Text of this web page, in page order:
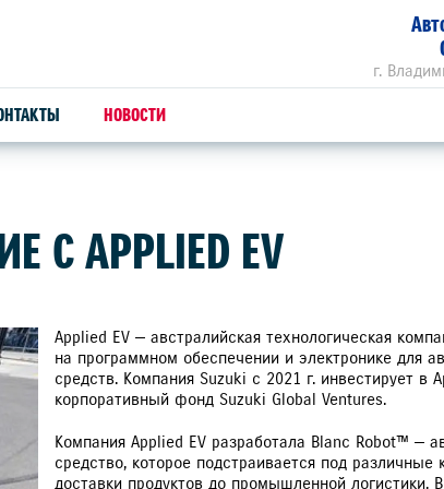
г.
АКСЕССУАРЫ
И РЕМОНТ
SUZUKI ПРИВИЛЕГИЯ 3+
НОВОСТИ
ДЛЯ
ЛИЦ
С APPLIED EV
Applied EV — австралийская технологическая
на программном обеспечении и электронике для
средств. Компания Suzuki с 2021 г. инвестирует в
корпоративный фонд Suzuki Global Ventures.
Компания Applied EV разработала Blanc Robot™ —
средство, которое подстраивается под различные
доставки продуктов до промышленной логистики.